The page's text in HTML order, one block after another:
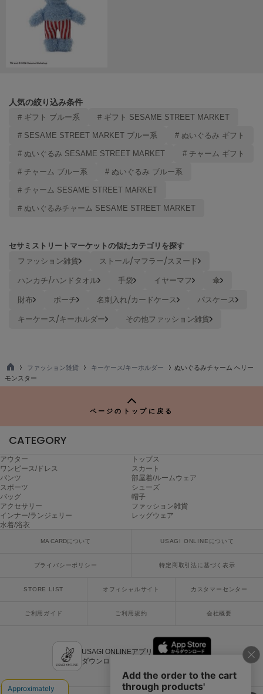
made of Organics
メイドオブオーガニクス
MIESROHE
ミースロエ
ミーエスミーム
Mila Owen
MOIGE
MUCHA
ミュシャ
NEW Balance
ニューバランス
NIKE
ナイキ
null.
ヌル
On
オン
Onitsuka Tiger
オニツカ タイガー
オル
Philly chocolate
フィリーチョコレート
人気の絞り込み条件
# ギフト ブルー系 # ギフト SESAME STREET MARKET
# SESAME STREET MARKET ブルー系 # ぬいぐるみ ギフト
# ぬいぐるみ SESAME STREET MARKET # チャーム ギフト
# チャーム ブルー系 # ぬいぐるみ ブルー系
# チャーム SESAME STREET MARKET
# ぬいぐるみチャーム SESAME STREET MARKET
セサミストリートマーケットの似たカテゴリを探す
ファッション雑貨
ストール/マフラー/スヌード
ハンカチ/ハンドタオル
手袋 イヤーマフ
傘
財布
ポーチ 名刺入れ/カードケース
パスケース
キーケース/キーホルダー
その他ファッション雑貨
TO
P
ファッション雑貨 キーケース/キーホルダー
ぬいぐるみチャーム ヘリー
モンスター
ページのトップに戻る
CATEGORY
アウター
トップス
ワンピース/ドレス
スカート
パンツ
部屋着/ルームウェア
スポーツ
シューズ
バッグ
帽子
アクセサリー
ファッション雑貨
インナー/ランジェリー
レッグウェア
水着/浴衣
MA CARDについて USAGI ONLINEについて
プライバシーポリシー 特定商取引法に基づく表示
STORE LIST オフィシャルサイト カスタマーセンター
ご利用ガイド ご利用規約 会社概要
USAGI ONLINEアプリ
ダウンロードはこちら